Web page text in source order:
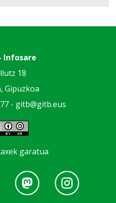
Infosare
18
Gipuzkoa
- gitb@gitb.eus
garatua